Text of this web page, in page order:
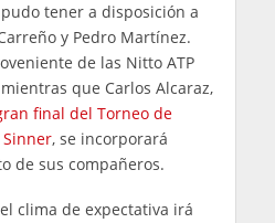
tener a disposición a
y Pedro Martínez.
de las Nitto ATP
que Carlos Alcaraz,
final del Torneo de
, se incorporará
de sus compañeros.
clima de expectativa irá